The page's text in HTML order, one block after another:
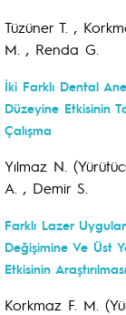
Tüzüner T. ,
M. , Renda G.
İki Farklı Dental
Düzeyine Etkisinin
Çalışma
Yılmaz N.
A. , Demir S.
Farklı Lazer
Değişimine Ve Üst
Etkisinin Araştırılması
Korkmaz F. M.